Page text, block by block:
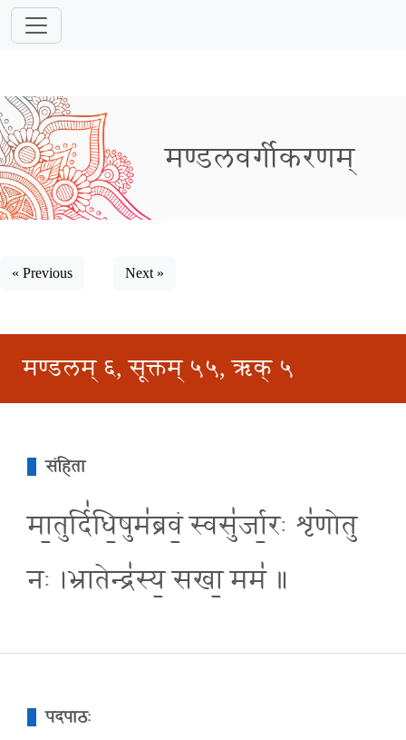
मण्डलवर्गीकरणम्
« Previous Next »
मण्डलम् ६, सूक्तम् ५५, ऋक् ५
संहिता
मा॒तुर्दि॑धि॒षुम॑ब्रवं॒ स्वसु॑र्जा॒रः शृ॑णोतु
नः ।भ्रातेन्द्र॑स्य॒ सखा॒ मम॑ ॥
पदपाठः